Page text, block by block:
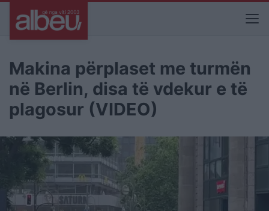
Makina përplaset me turmën
në Berlin, disa të vdekur e të
plagosur (VIDEO)